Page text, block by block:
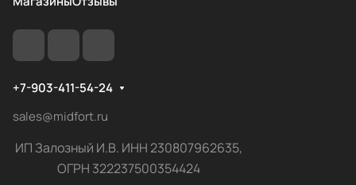
+7-903-411-54-24
sales@midfort.ru
ИП Залозный И.В. ИНН 230807962635,
ОГРН 322237500354424